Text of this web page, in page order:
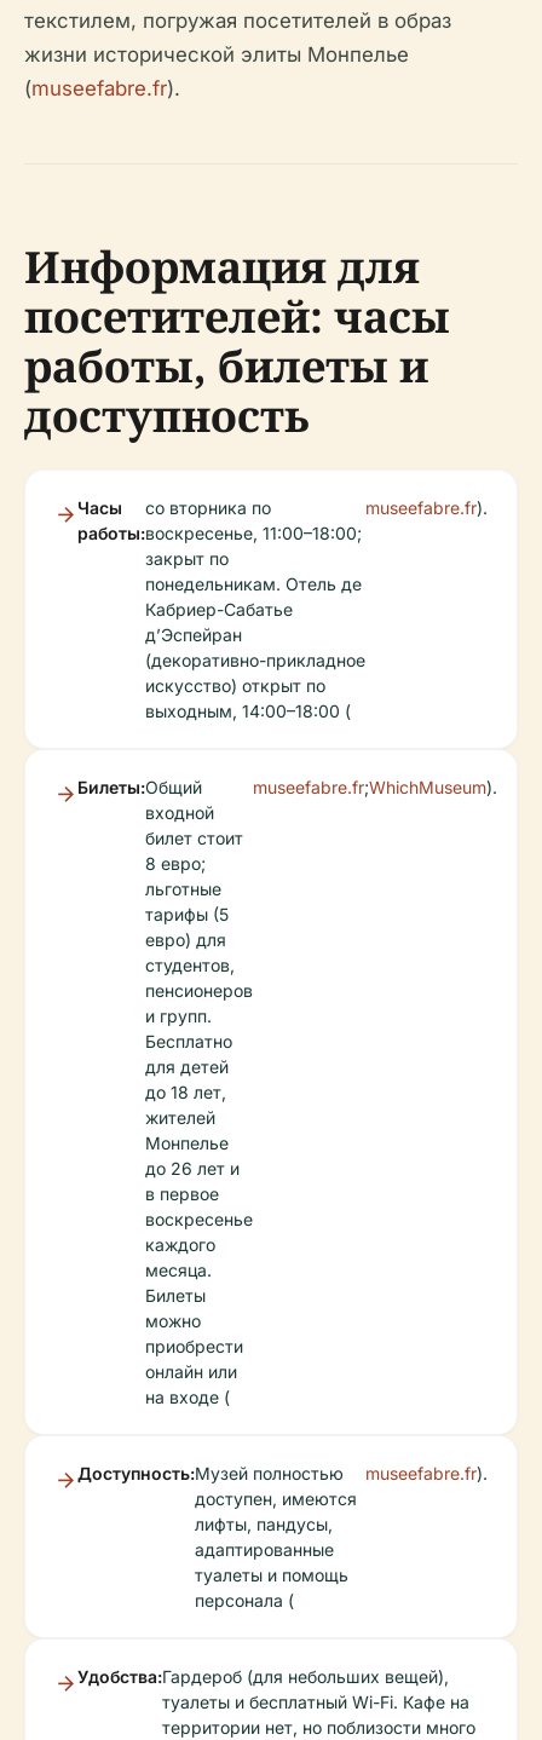
текстилем, погружая посетителей в образ
жизни исторической элиты Монпелье
(museefabre.fr).
Информация для
посетителей: часы
работы, билеты и
доступность
Часы
работы:
со вторника по
воскресенье, 11:00–18:00;
закрыт по
понедельникам. Отель де
Кабриер-Сабатье
д’Эспейран
(декоративно-прикладное
искусство) открыт по
выходным, 14:00–18:00 (
museefabre.fr).
Билеты:Общий
входной
билет стоит
8 евро;
льготные
тарифы (5
евро) для
студентов,
пенсионеров
и групп.
Бесплатно
для детей
до 18 лет,
жителей
Монпелье
до 26 лет и
в первое
воскресенье
каждого
месяца.
Билеты
можно
приобрести
онлайн или
на входе (
museefabre.fr;WhichMuseum).
Доступность:Музей полностью
доступен, имеются
лифты, пандусы,
адаптированные
туалеты и помощь
персонала (
museefabre.fr).
Удобства:Гардероб (для небольших вещей),
туалеты и бесплатный Wi-Fi. Кафе на
территории нет, но поблизости много